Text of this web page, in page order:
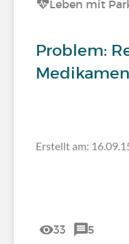
Leben mit
Problem:
Erstellt am:
33 5